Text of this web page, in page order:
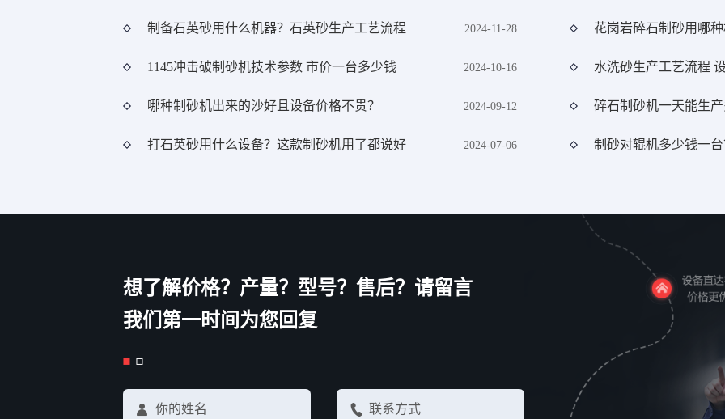
制备石英砂用什么机器？石英砂生产工艺流程 2024-11-28 花岗岩碎石制砂用哪
1145冲击破制砂机技术参数 市价一台多少钱 2024-10-16 水洗砂生产工艺流程
哪种制砂机出来的沙好且设备价格不贵？ 2024-09-12 碎石制砂机一天能生
打石英砂用什么设备？这款制砂机用了都说好 2024-07-06 制砂对辊机多少钱一
想了解价格？产量？型号？售后？请留言
我们第一时间为您回复